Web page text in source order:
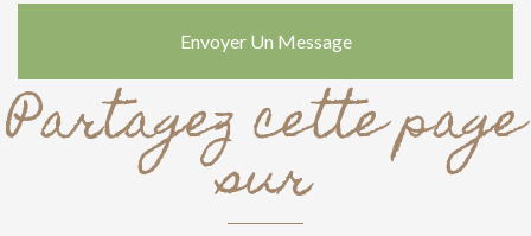
Envoyer Un Message
Partagez cette page
sur